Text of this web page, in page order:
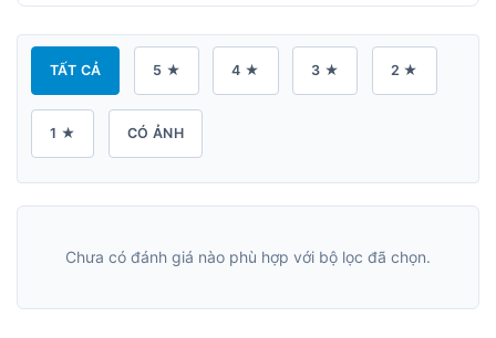
TẤT CẢ 5 ★ 4 ★ 3 ★ 2 ★
1 ★ CÓ ẢNH
Chưa có đánh giá nào phù hợp với bộ lọc đã chọn.